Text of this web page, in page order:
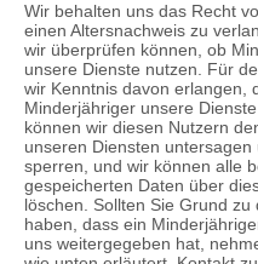
Wir behalten uns das Recht
einen Altersnachweis zu
wir überprüfen können, ob
unsere Dienste nutzen. Für
wir Kenntnis davon erlangen,
Minderjähriger unsere Dienste
können wir diesen Nutzern
unseren Diensten untersagen
sperren, und wir können alle
gespeicherten Daten über
löschen. Sollten Sie Grund zu
haben, dass ein
uns weitergegeben hat,